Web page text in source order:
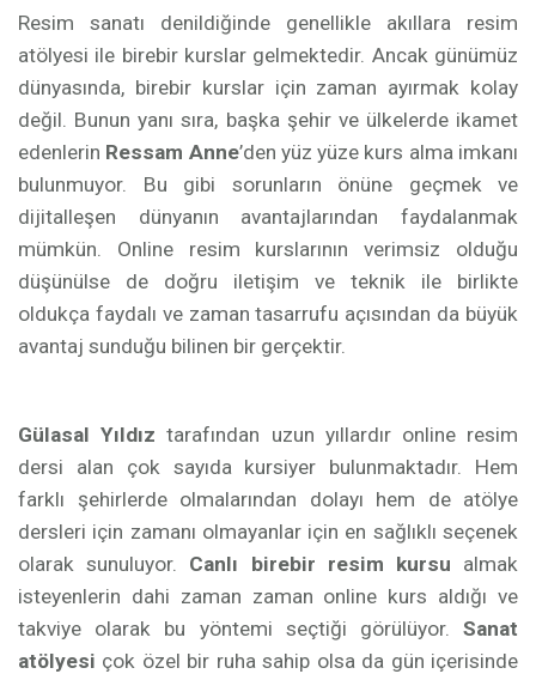
Resim sanatı denildiğinde genellikle akıllara resim
atölyesi ile birebir kurslar gelmektedir. Ancak günümüz
dünyasında, birebir kurslar için zaman ayırmak kolay
değil. Bunun yanı sıra, başka şehir ve ülkelerde ikamet
edenlerin Ressam Anne’den yüz yüze kurs alma imkanı
bulunmuyor. Bu gibi sorunların önüne geçmek ve
dijitalleşen dünyanın avantajlarından faydalanmak
mümkün. Online resim kurslarının verimsiz olduğu
düşünülse de doğru iletişim ve teknik ile birlikte
oldukça faydalı ve zaman tasarrufu açısından da büyük
avantaj sunduğu bilinen bir gerçektir.
Gülasal Yıldız tarafından uzun yıllardır online resim
dersi alan çok sayıda kursiyer bulunmaktadır. Hem
farklı şehirlerde olmalarından dolayı hem de atölye
dersleri için zamanı olmayanlar için en sağlıklı seçenek
olarak sunuluyor. Canlı birebir resim kursu almak
isteyenlerin dahi zaman zaman online kurs aldığı ve
takviye olarak bu yöntemi seçtiği görülüyor. Sanat
atölyesi çok özel bir ruha sahip olsa da gün içerisinde